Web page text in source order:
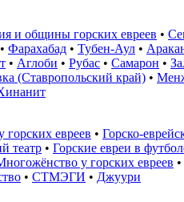
и общины горских евреев •
• Фарахабад • Тубен-Аул •
• Аглоби • Рубас • Самарон •
(Ставропольский край) •
горских евреев • Горско-
театр • Горские евреи в
у горских евреев •
• СТМЭГИ • Джуури